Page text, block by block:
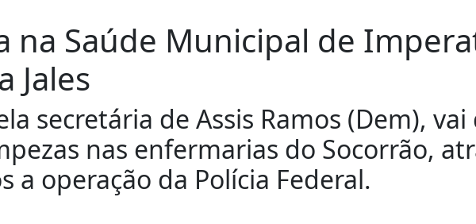
na Saúde Municipal de
Jales
secretária de Assis Ramos (Dem),
nas enfermarias do Socorrão,
a operação da Polícia Federal.